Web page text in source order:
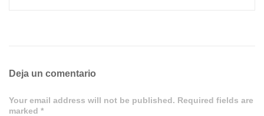
Deja un comentario
Your email address will not be published. Required fields are
marked *